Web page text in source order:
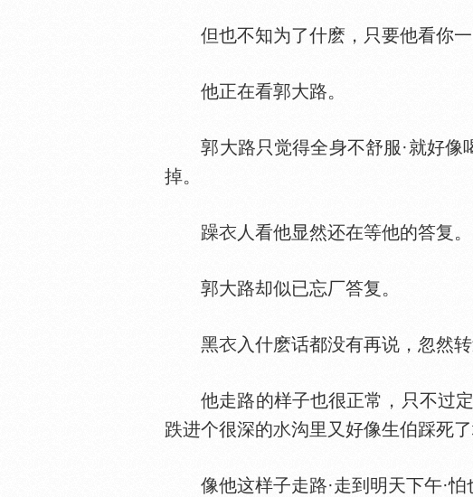
但也不知为了什麽，只要他看你一
他正在看郭大路。
郭大路只觉得全身不舒服·就好像
掉。
躁 人看他显然还在等他的答复。
郭大路却似已忘厂答复。
黑 入什麽话都没有再说，忽然
他走路的样子也很正常，只不过定
跌进个很深的
沟里又好像生伯踩死了
像他这样子走路·走到明天下午·怕